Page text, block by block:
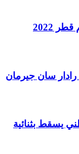
2022
سان جيرمان
الوطني يسقط بثنائية